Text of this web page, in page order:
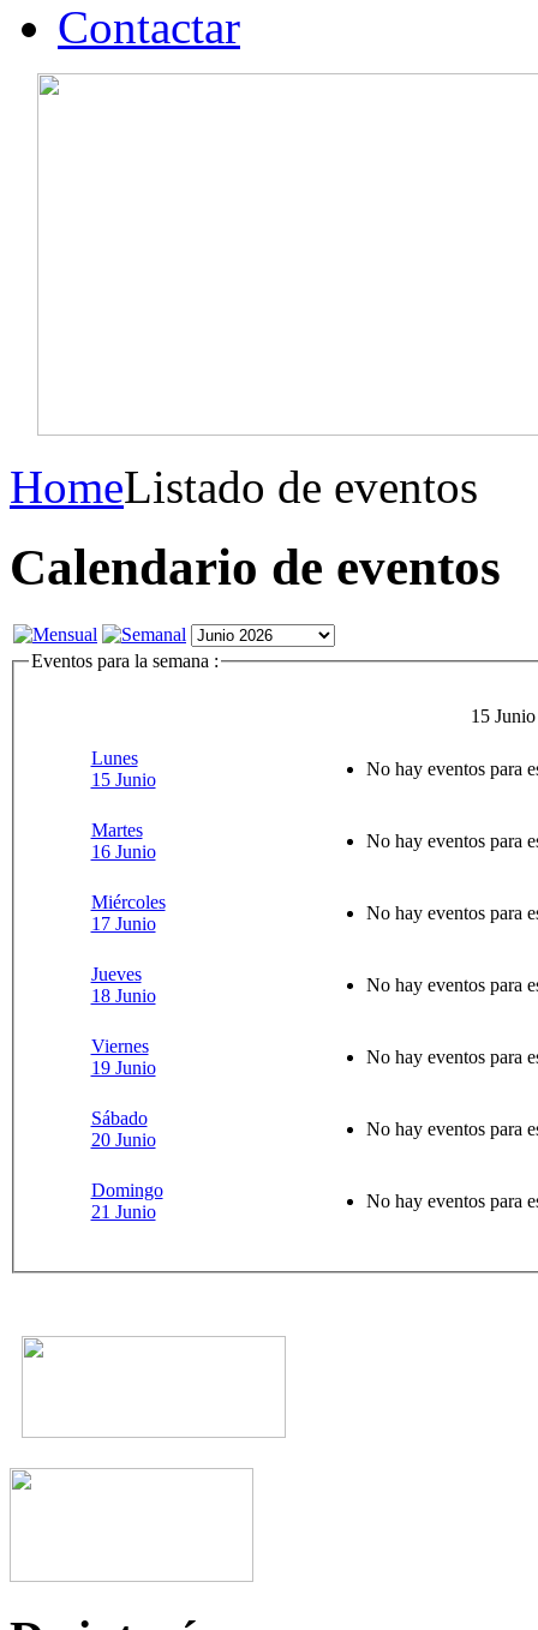
Contactar
HomeListado de eventos
Calendario de eventos
Eventos para la semana :
15
Lunes
15 Junio
No hay eventos para
Martes
16 Junio
No hay eventos para
Miércoles
17 Junio
No hay eventos para
Jueves
18 Junio
No hay eventos para
Viernes
19 Junio
No hay eventos para
Sábado
20 Junio
No hay eventos para
Domingo
21 Junio
No hay eventos para